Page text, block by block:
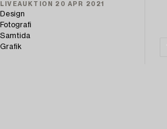
LIVEAUKTION 20 APR 2021
Design
Fotografi
Samtida
Grafik